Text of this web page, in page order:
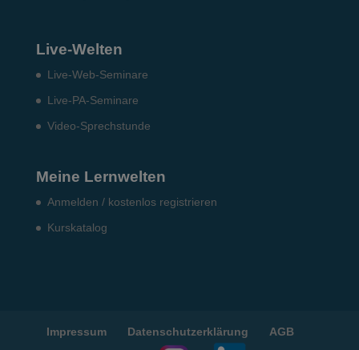
Live-Welten
Live-Web-Seminare
Live-PA-Seminare
Video-Sprechstunde
Meine Lernwelten
Anmelden / kostenlos registrieren
Kurskatalog
Impressum Datenschutzerklärung AGB